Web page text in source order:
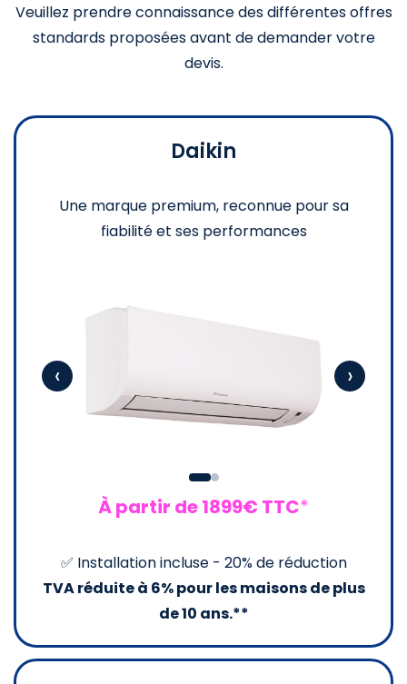
Veuillez prendre connaissance des différentes offres
standards proposées avant de demander votre
devis.
Daikin
Une marque premium, reconnue pour sa
fiabilité et ses performances
‹ ›
À partir de 1899€ TTC*
✅ Installation incluse - 20% de réduction
TVA réduite à 6% pour les maisons de plus
de 10 ans.**